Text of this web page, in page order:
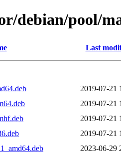
debian/pool/
Last
2019-07-21
2019-07-21
2019-07-21
2019-07-21
2023-06-29